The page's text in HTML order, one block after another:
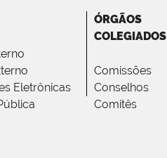
Eletrônicas
ÓRGÃOS
COLEGIADOS
Comissões
Conselhos
Comitês